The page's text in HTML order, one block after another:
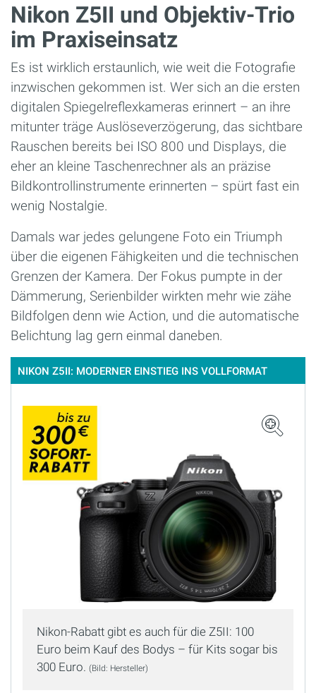
Nikon Z5II und Objektiv-Trio
im Praxiseinsatz
Es ist wirklich erstaunlich, wie weit die Fotografie
inzwischen gekommen ist. Wer sich an die ersten
digitalen Spiegelreflexkameras erinnert – an ihre
mitunter träge Auslöseverzögerung, das sichtbare
Rauschen bereits bei ISO 800 und Displays, die
eher an kleine Taschenrechner als an präzise
Bildkontrollinstrumente erinnerten – spürt fast ein
wenig Nostalgie.
Damals war jedes gelungene Foto ein Triumph
über die eigenen Fähigkeiten und die technischen
Grenzen der Kamera. Der Fokus pumpte in der
Dämmerung, Serienbilder wirkten mehr wie zähe
Bildfolgen denn wie Action, und die automatische
Belichtung lag gern einmal daneben.
NIKON Z5II: MODERNER EINSTIEG INS VOLLFORMAT
Nikon-Rabatt gibt es auch für die Z5II: 100
Euro beim Kauf des Bodys – für Kits sogar bis
300 Euro. (Bild: Hersteller)